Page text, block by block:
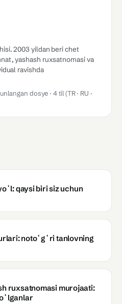
2003 yildan beri chet
yashash ruxsatnomasi va
ravishda
dosye · 4 til (TR · RU ·
qaysi biri siz uchun
notoʻgʻri tanlovning
ruxsatnomasi murojaati: